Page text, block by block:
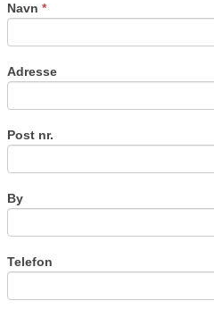
Navn *
Adresse
Post nr.
By
Telefon
blank.